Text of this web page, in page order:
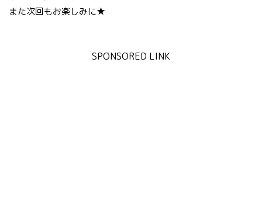
また次回もお楽しみに★
SPONSORED LINK